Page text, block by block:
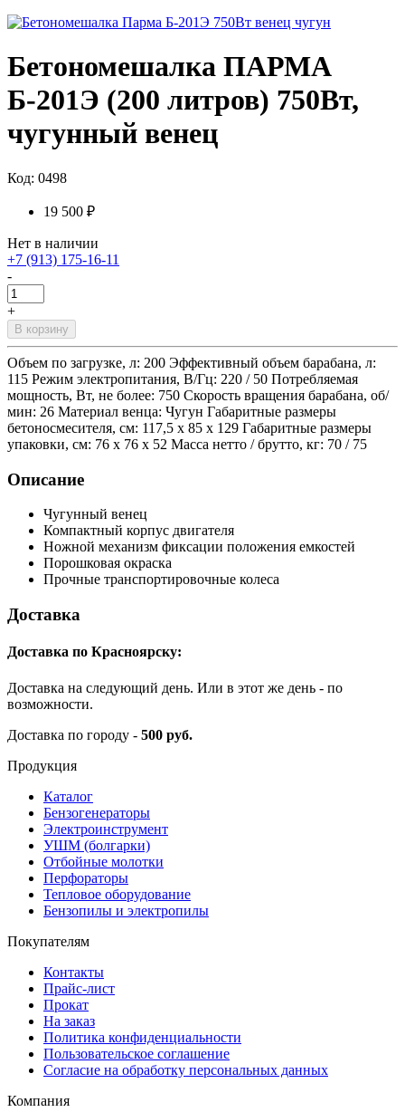
Бетономешалка ПАРМА
Б-201Э (200 литров) 750Вт,
чугунный венец
Код: 0498
19 500 ₽
Нет в наличии
+7 (913) 175-16-11
-
+
В корзину
Объем по загрузке, л: 200 Эффективный объем барабана, л:
115 Режим электропитания, В/Гц: 220 / 50 Потребляемая
мощность, Вт, не более: 750 Скорость вращения барабана, об/
мин: 26 Материал венца: Чугун Габаритные размеры
бетоносмесителя, см: 117,5 х 85 х 129 Габаритные размеры
упаковки, см: 76 х 76 х 52 Масса нетто / брутто, кг: 70 / 75
Описание
Чугунный венец
Компактный корпус двигателя
Ножной механизм фиксации положения емкостей
Порошковая окраска
Прочные транспортировочные колеса
Доставка
Доставка по Красноярску:
Доставка на следующий день. Или в этот же день - по
возможности.
Доставка по городу - 500 руб.
Продукция
Каталог
Бензогенераторы
Электроинструмент
УШМ (болгарки)
Отбойные молотки
Перфораторы
Тепловое оборудование
Бензопилы и электропилы
Покупателям
Контакты
Прайс-лист
Прокат
На заказ
Политика конфиденциальности
Пользовательское соглашение
Согласие на обработку персональных данных
Компания